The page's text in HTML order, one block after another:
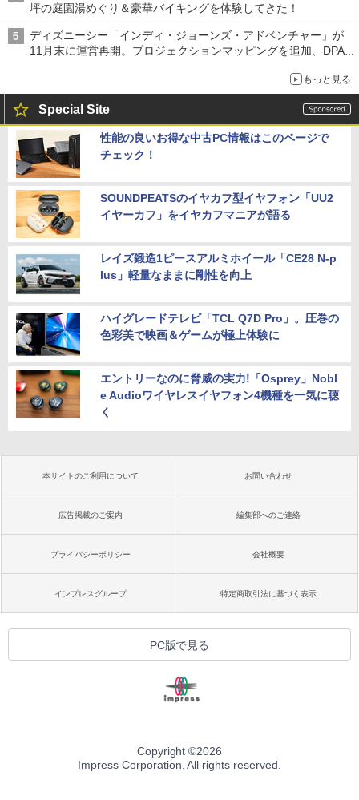
坪の庭園湯めぐり＆豪華バイキングを体験してきた！
ディズニーシー「インディ・ジョーンズ・アドベンチャー」が
11月末に運営再開。プロジェクションマッピングを追加、DPA
もっと見る
Special Site
性能の良いお得な中古PC情報はこのページで
チェック！
SOUNDPEATSのイヤカフ型イヤフォン「UU2
イヤーカフ」をイヤカフマニアが語る
レイズ鍛造1ピースアルミホイール「CE28 N-p
lus」軽量なままに剛性を向上
ハイグレードテレビ「TCL Q7D Pro」。圧巻の
色彩美で映画＆ゲームが極上体験に
エントリーなのに脅威の実力!「Osprey」Nobl
e Audioワイヤレスイヤフォン4機種を一気に聴
く
本サイトのご利用について お問い合わせ
広告掲載のご案内 編集部へのご連絡
プライバシーポリシー 会社概要
インプレスグループ 特定商取引法に基づく表示
PC版で見る
Copyright ©2026
Impress Corporation. All rights reserved.